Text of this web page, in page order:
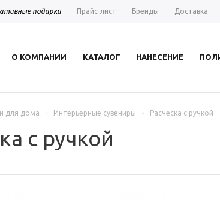
подарки Прайс-лист Бренды Доставка
О КОМПАНИИ КАТАЛОГ НАНЕСЕНИЕ
для дома - Интерьерные сувениры - Расческа с ручкой
с ручкой